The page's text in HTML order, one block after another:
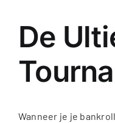
De
Wanneer je je